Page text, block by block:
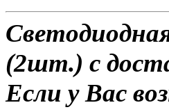
(2шт.) с
Если у Вас